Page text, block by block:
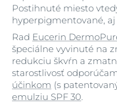
Postihnuté miesto
hyperpigmentované,
Rad Eucerin
špeciálne vyvinuté na
redukciu škvŕn a
starostlivosť
účinkom (s
emulziu SPF 30.